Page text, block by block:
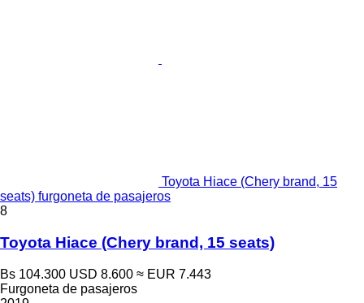
Toyota Hiace (Chery brand, 15
seats) furgoneta de pasajeros
8
Toyota Hiace (Chery brand, 15 seats)
Bs 104.300 USD 8.600 ≈ EUR 7.443
Furgoneta de pasajeros